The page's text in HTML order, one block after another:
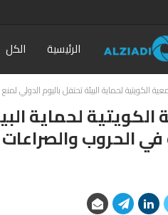
الرئيسية الكل
الكويتية لحماية البيئة تحتفل باليوم الدولي
لحماية
في الحروب والصراعات